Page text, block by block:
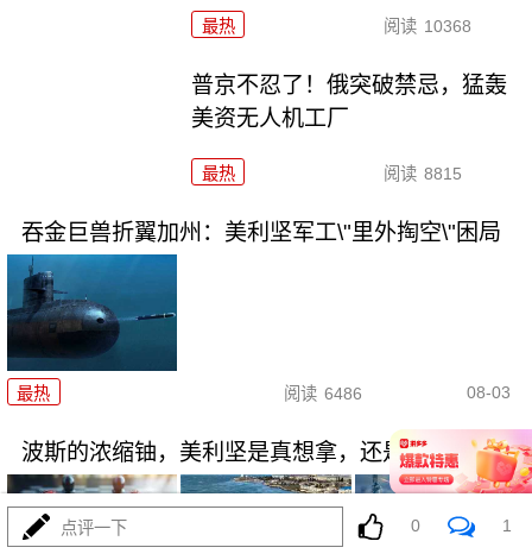
最热 阅读 10368
普京不忍了！俄突破禁忌，猛轰
美资无人机工厂
最热 阅读 8815
吞金巨兽折翼加州：美利坚军工\"里外掏空\"困局
最热 阅读 6486 08-03
波斯的浓缩铀，美利坚是真想拿，还是做样子？
点评一下 0 1